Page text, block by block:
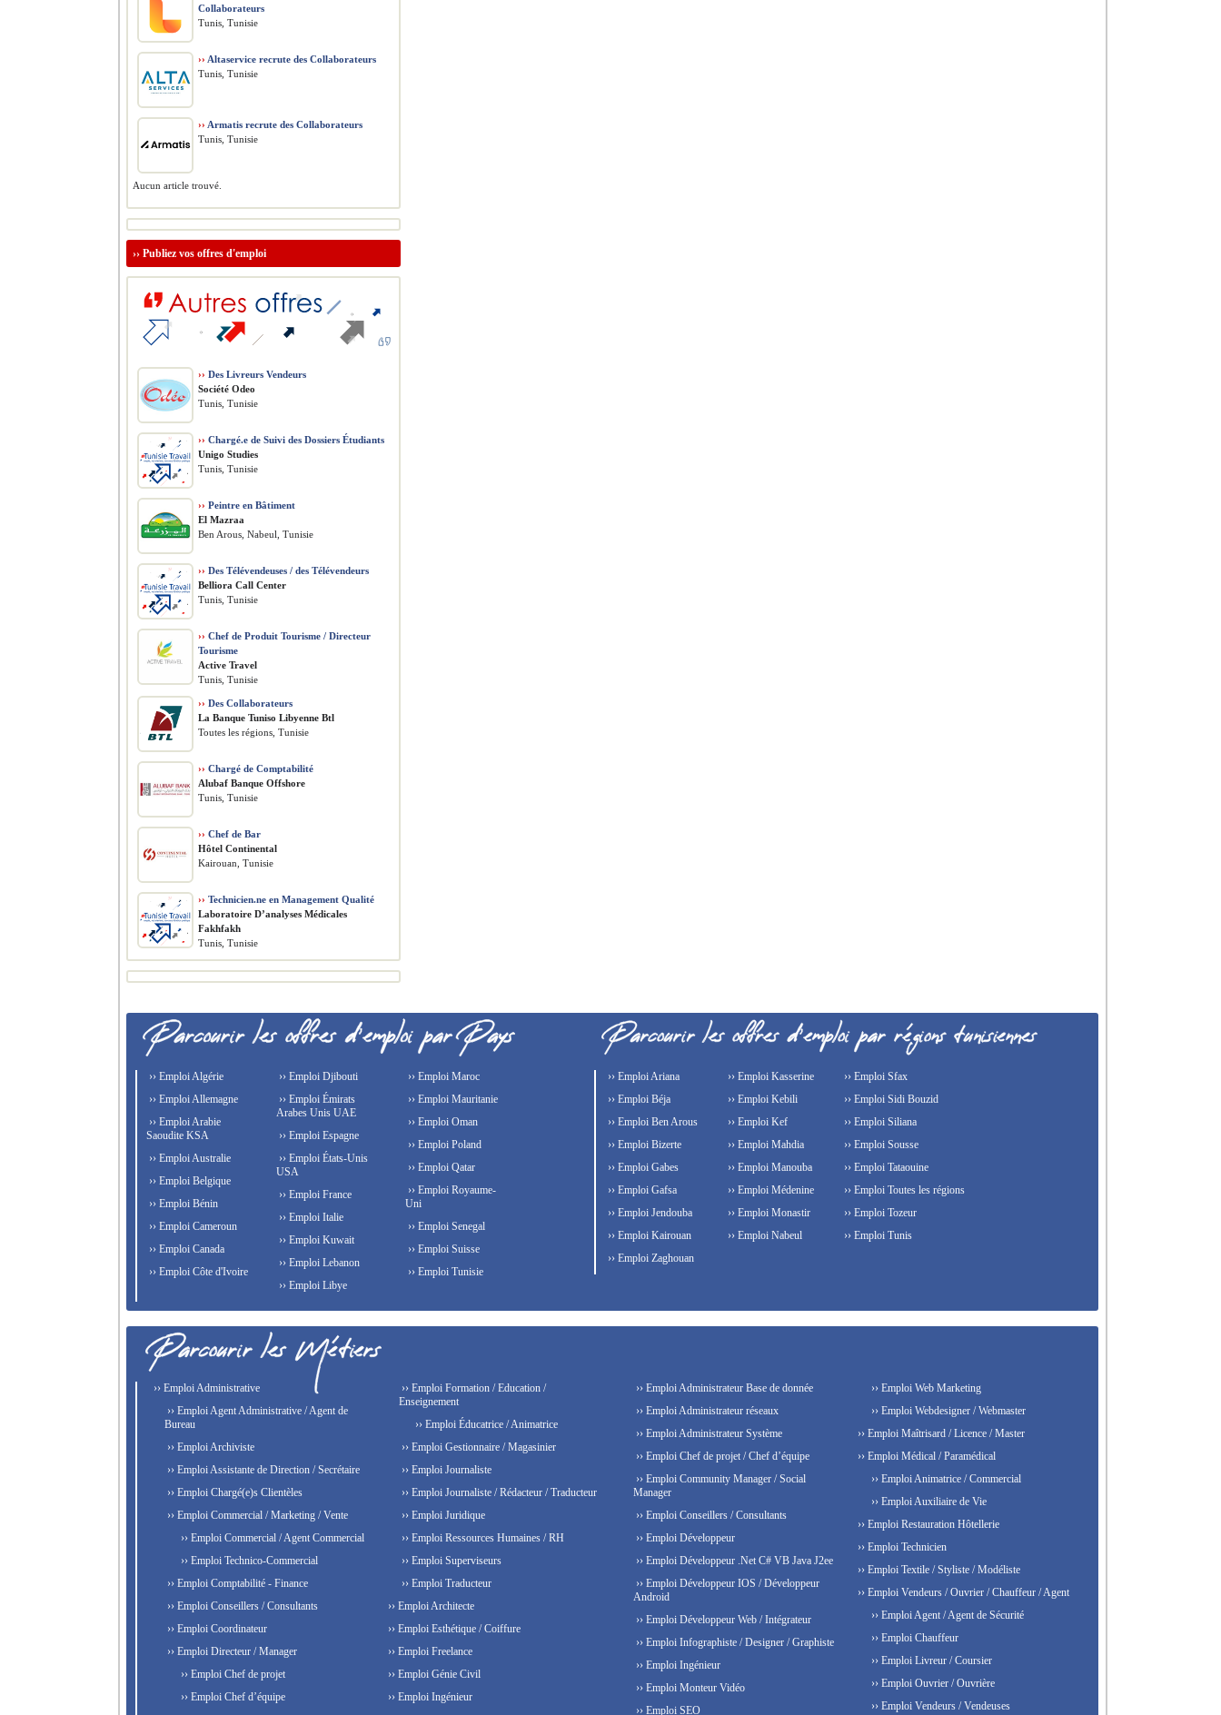
Collaborateurs
Tunis, Tunisie
›› Altaservice recrute des Collaborateurs
Tunis, Tunisie
›› Armatis recrute des Collaborateurs
Tunis, Tunisie
Aucun article trouvé.
›› Publiez vos offres d'emploi
›› Des Livreurs Vendeurs
Société Odeo
Tunis, Tunisie
›› Chargé.e de Suivi des Dossiers Étudiants
Unigo Studies
Tunis, Tunisie
›› Peintre en Bâtiment
El Mazraa
Ben Arous, Nabeul, Tunisie
›› Des Télévendeuses / des Télévendeurs
Belliora Call Center
Tunis, Tunisie
›› Chef de Produit Tourisme / Directeur
Tourisme
Active Travel
Tunis, Tunisie
›› Des Collaborateurs
La Banque Tuniso Libyenne Btl
Toutes les régions, Tunisie
›› Chargé de Comptabilité
Alubaf Banque Offshore
Tunis, Tunisie
›› Chef de Bar
Hôtel Continental
Kairouan, Tunisie
›› Technicien.ne en Management Qualité
Laboratoire D’analyses Médicales
Fakhfakh
Tunis, Tunisie
›› Emploi Algérie
›› Emploi Allemagne
›› Emploi Arabie
Saoudite KSA
›› Emploi Australie
›› Emploi Belgique
›› Emploi Bénin
›› Emploi Cameroun
›› Emploi Canada
›› Emploi Côte d'Ivoire
›› Emploi Djibouti
›› Emploi Émirats
Arabes Unis UAE
›› Emploi Espagne
›› Emploi États-Unis
USA
›› Emploi France
›› Emploi Italie
›› Emploi Kuwait
›› Emploi Lebanon
›› Emploi Libye
›› Emploi Maroc
›› Emploi Mauritanie
›› Emploi Oman
›› Emploi Poland
›› Emploi Qatar
›› Emploi Royaume-
Uni
›› Emploi Senegal
›› Emploi Suisse
›› Emploi Tunisie
›› Emploi Ariana
›› Emploi Béja
›› Emploi Ben Arous
›› Emploi Bizerte
›› Emploi Gabes
›› Emploi Gafsa
›› Emploi Jendouba
›› Emploi Kairouan
›› Emploi Kasserine
›› Emploi Kebili
›› Emploi Kef
›› Emploi Mahdia
›› Emploi Manouba
›› Emploi Médenine
›› Emploi Monastir
›› Emploi Nabeul
›› Emploi Sfax
›› Emploi Sidi Bouzid
›› Emploi Siliana
›› Emploi Sousse
›› Emploi Tataouine
›› Emploi Toutes les régions
›› Emploi Tozeur
›› Emploi Tunis
›› Emploi Zaghouan
›› Emploi Administrative
›› Emploi Agent Administrative / Agent de
Bureau
›› Emploi Archiviste
›› Emploi Assistante de Direction / Secrétaire
›› Emploi Chargé(e)s Clientèles
›› Emploi Commercial / Marketing / Vente
›› Emploi Commercial / Agent Commercial
›› Emploi Technico-Commercial
›› Emploi Comptabilité - Finance
›› Emploi Conseillers / Consultants
›› Emploi Coordinateur
›› Emploi Directeur / Manager
›› Emploi Chef de projet
›› Emploi Chef d’équipe
›› Emploi Formation / Education /
Enseignement
›› Emploi Éducatrice / Animatrice
›› Emploi Gestionnaire / Magasinier
›› Emploi Journaliste
›› Emploi Journaliste / Rédacteur / Traducteur
›› Emploi Juridique
›› Emploi Ressources Humaines / RH
›› Emploi Superviseurs
›› Emploi Traducteur
›› Emploi Architecte
›› Emploi Esthétique / Coiffure
›› Emploi Freelance
›› Emploi Génie Civil
›› Emploi Ingénieur
›› Emploi Administrateur Base de donnée
›› Emploi Administrateur réseaux
›› Emploi Administrateur Système
›› Emploi Chef de projet / Chef d’équipe
›› Emploi Community Manager / Social
Manager
›› Emploi Conseillers / Consultants
›› Emploi Développeur
›› Emploi Développeur .Net C# VB Java J2ee
›› Emploi Développeur IOS / Développeur
Android
›› Emploi Développeur Web / Intégrateur
›› Emploi Infographiste / Designer / Graphiste
›› Emploi Ingénieur
›› Emploi Monteur Vidéo
›› Emploi SEO
›› Emploi Web Marketing
›› Emploi Webdesigner / Webmaster
›› Emploi Maîtrisard / Licence / Master
›› Emploi Médical / Paramédical
›› Emploi Animatrice / Commercial
›› Emploi Auxiliaire de Vie
›› Emploi Restauration Hôtellerie
›› Emploi Technicien
›› Emploi Textile / Styliste / Modéliste
›› Emploi Vendeurs / Ouvrier / Chauffeur / Agent
›› Emploi Agent / Agent de Sécurité
›› Emploi Chauffeur
›› Emploi Livreur / Coursier
›› Emploi Ouvrier / Ouvrière
›› Emploi Vendeurs / Vendeuses